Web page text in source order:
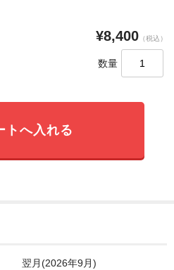
¥8,400 （税込）
数量
翌月(2026年9月)